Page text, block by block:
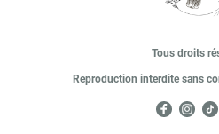
Tous droits
Reproduction interdite sans